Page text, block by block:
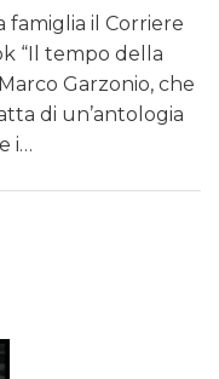
famiglia il Corriere
“Il tempo della
Garzonio, che
di un’antologia
i…